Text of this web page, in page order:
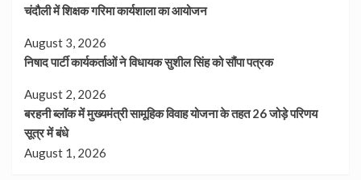
चंदौली में शिक्षक गरिमा कार्यशाला का आयोजन
August 3, 2026
निषाद पार्टी कार्यकर्ताओं ने विधायक सुशील सिंह को सौंपा पत्रक
August 2, 2026
बरहनी ब्लॉक में मुख्यमंत्री सामूहिक विवाह योजना के तहत 26 जोड़े परिणय
सूत्र में बंधे
August 1, 2026